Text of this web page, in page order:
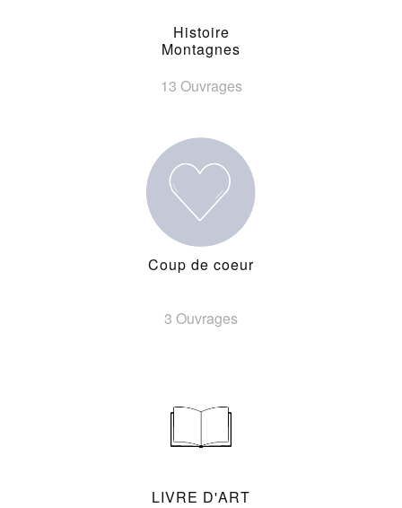
Histoire
Montagnes
13 Ouvrages
Coup de coeur
3 Ouvrages
LIVRE D'ART